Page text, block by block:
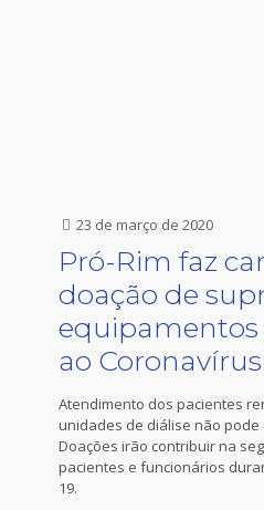
23 de março de 2020
Pró-Rim faz
doação de
ao Coronavírus
Atendimento dos pacientes
unidades de diálise não
Doações irão contribuir na
pacientes e funcionários
19.